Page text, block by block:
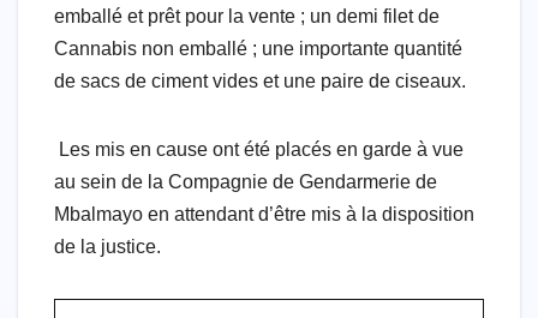
emballé et prêt pour la vente ; un demi filet de
Cannabis non emballé ; une importante quantité
de sacs de ciment vides et une paire de ciseaux.
Les mis en cause ont été placés en garde à vue
au sein de la Compagnie de Gendarmerie de
Mbalmayo en attendant d’être mis à la disposition
de la justice.